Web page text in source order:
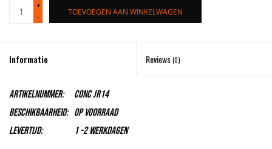
+
-
TOEVOEGEN AAN WINKELWAGEN
Informatie Reviews(0)
Artikelnummer:
CONC Jr14
Beschikbaarheid: Op voorraad
Levertijd:
1 -2 Werkdagen